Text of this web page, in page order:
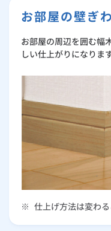
お部屋の壁ぎ
お部屋の周辺を囲む幅
しい仕上がりになります
※ 仕上げ方法は変わる